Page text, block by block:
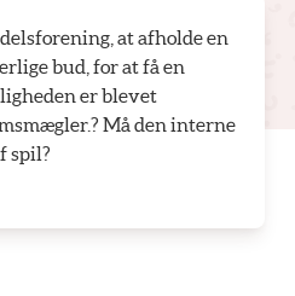
at afholde en
bud, for at få en
er blevet
Må den interne
spil?